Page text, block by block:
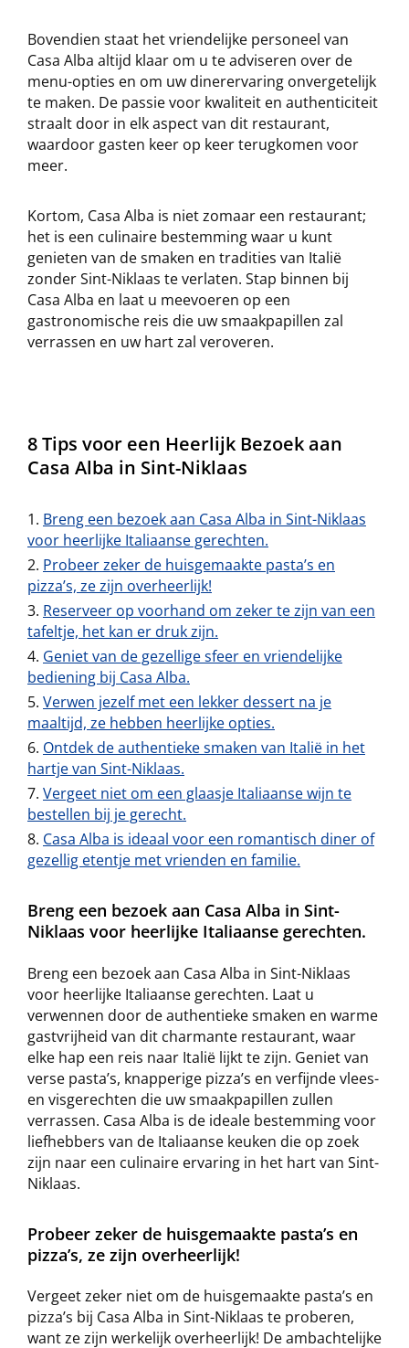
Bovendien staat het vriendelijke personeel van
Casa Alba altijd klaar om u te adviseren over de
menu-opties en om uw dinerervaring onvergetelijk
te maken. De passie voor kwaliteit en authenticiteit
straalt door in elk aspect van dit restaurant,
waardoor gasten keer op keer terugkomen voor
meer.
Kortom, Casa Alba is niet zomaar een restaurant;
het is een culinaire bestemming waar u kunt
genieten van de smaken en tradities van Italië
zonder Sint-Niklaas te verlaten. Stap binnen bij
Casa Alba en laat u meevoeren op een
gastronomische reis die uw smaakpapillen zal
verrassen en uw hart zal veroveren.
8 Tips voor een Heerlijk Bezoek aan
Casa Alba in Sint-Niklaas
Breng een bezoek aan Casa Alba in Sint-Niklaas
voor heerlijke Italiaanse gerechten.
Probeer zeker de huisgemaakte pasta’s en
pizza’s, ze zijn overheerlijk!
Reserveer op voorhand om zeker te zijn van een
tafeltje, het kan er druk zijn.
Geniet van de gezellige sfeer en vriendelijke
bediening bij Casa Alba.
Verwen jezelf met een lekker dessert na je
maaltijd, ze hebben heerlijke opties.
Ontdek de authentieke smaken van Italië in het
hartje van Sint-Niklaas.
Vergeet niet om een glaasje Italiaanse wijn te
bestellen bij je gerecht.
Casa Alba is ideaal voor een romantisch diner of
gezellig etentje met vrienden en familie.
Breng een bezoek aan Casa Alba in Sint-
Niklaas voor heerlijke Italiaanse gerechten.
Breng een bezoek aan Casa Alba in Sint-Niklaas
voor heerlijke Italiaanse gerechten. Laat u
verwennen door de authentieke smaken en warme
gastvrijheid van dit charmante restaurant, waar
elke hap een reis naar Italië lijkt te zijn. Geniet van
verse pasta’s, knapperige pizza’s en verfijnde vlees-
en visgerechten die uw smaakpapillen zullen
verrassen. Casa Alba is de ideale bestemming voor
liefhebbers van de Italiaanse keuken die op zoek
zijn naar een culinaire ervaring in het hart van Sint-
Niklaas.
Probeer zeker de huisgemaakte pasta’s en
pizza’s, ze zijn overheerlijk!
Vergeet zeker niet om de huisgemaakte pasta’s en
pizza’s bij Casa Alba in Sint-Niklaas te proberen,
want ze zijn werkelijk overheerlijk! De ambachtelijke